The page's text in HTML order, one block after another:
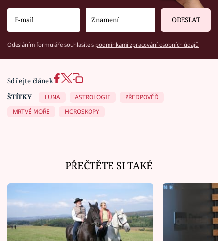
ODESLAT
Odesláním formuláře souhlasíte s podmínkami zpracování osobních údajů
Sdílejte článek
ŠTÍTKY
LUNA ASTROLOGIE
PŘEDPOVĚĎ
MRTVÉ MOŘE
HOROSKOPY
PŘEČTĚTE SI TAKÉ